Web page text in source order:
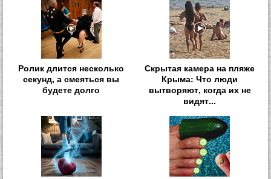
Ролик длится несколько
секунд, а смеяться вы
будете долго
Скрытая камера на пляже
Крыма: Что люди
вытворяют, когда их не
видят...